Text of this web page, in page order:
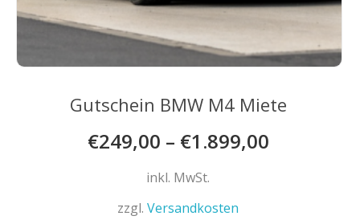
Gutschein BMW M4 Miete
€249,00 – €1.899,00
inkl. MwSt.
zzgl.Versandkosten